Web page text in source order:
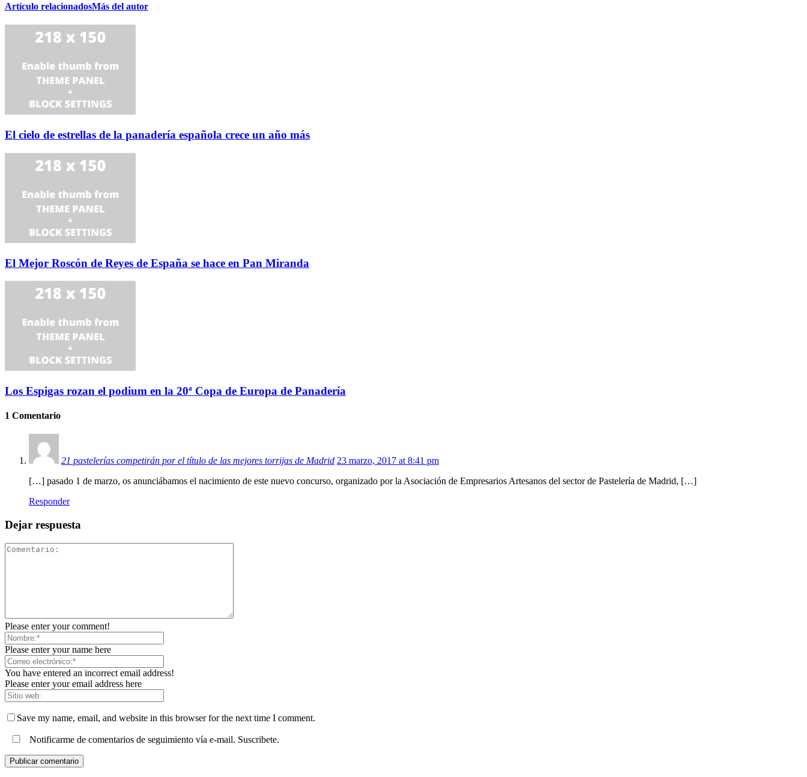
Artículo relacionadosMás del autor
El cielo de estrellas de la panadería española crece un año más
El Mejor Roscón de Reyes de España se hace en Pan Miranda
Los Espigas rozan el podium en la 20ª Copa de Europa de Panadería
1 Comentario
21 pastelerías competirán por el título de las mejores torrijas de Madrid 23 marzo, 2017 at 8:41 pm
[…] pasado 1 de marzo, os anunciábamos el nacimiento de este nuevo concurso, organizado por la Asociación de Empresarios Artesanos del sector de Pastelería de Madrid, […]
Responder
Dejar respuesta
Please enter your comment!
Please enter your name here
You have entered an incorrect email address!
Please enter your email address here
Save my name, email, and website in this browser for the next time I comment.
Notificarme de comentarios de seguimiento vía e-mail. Suscribete.